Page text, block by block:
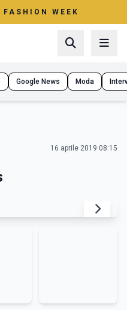
WEEK
Google News Moda
16 aprile 2019 08:15